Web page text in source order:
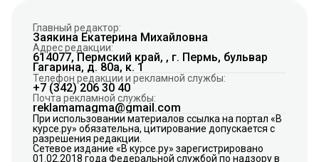
Главный редактор:
Заякина Екатерина Михайловна
Адрес редакции:
614077, Пермский край, , г. Пермь, бульвар
Гагарина, д. 80а, к. 1
Телефон редакции и рекламной службы:
+7 (342) 206 30 40
Почта рекламной службы:
reklamamagma@gmail.com
При использовании материалов ссылка на портал «В
курсе.ру» обязательна, цитирование допускается с
разрешения редакции.
Сетевое издание «В курсе.ру» зарегистрировано
01.02.2018 года Федеральной службой по надзору в